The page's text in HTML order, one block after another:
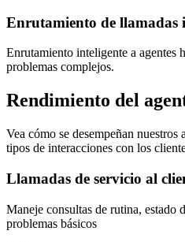
Enrutamiento de llamadas
Enrutamiento inteligente a agentes
problemas complejos.
Rendimiento del
Vea cómo se desempeñan nuestros
tipos de interacciones con los
Llamadas de servicio al
Maneje consultas de rutina, estado
problemas básicos